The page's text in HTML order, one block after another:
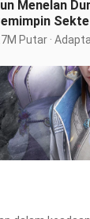
Menelan
Sekte
Putar ·